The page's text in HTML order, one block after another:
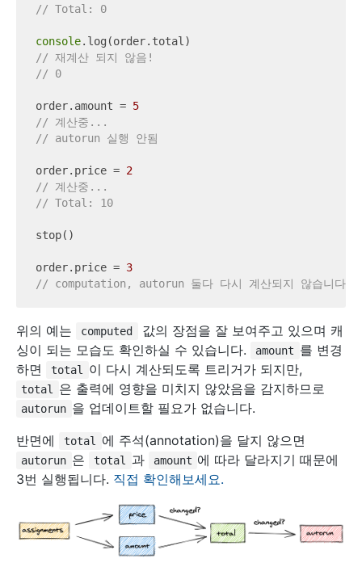
// Total: 0
console
// 재계산 되지 않음!
// 0
order.amount = 5
// 계산중...
// autorun 실행 안됨
order.price = 2
// 계산중...
// Total: 10
stop()
order.price = 3
// computation, autorun 둘다 다시 계산되지 않습니다.
위의 예는 computed
값의 장점을 잘 보여주고 있으며 캐
싱이 되는 모습도 확인하실 수 있습니다.
amount 를 변경
하면
total 이 다시 계산되도록 트리거가 되지만,
total 은 출력에 영향을 미치지 않았음을 감지하므로
autorun 을 업데이트할 필요가 없습니다.
반면에
total 에 주석(annotation)을 달지 않으면
autorun 은 total 과 amount 에 따라 달라지기 때문에
3번 실행됩니다. 직접 확인해보세요.